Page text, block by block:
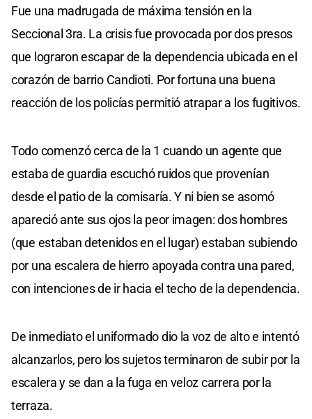
Fue una madrugada de máxima tensión en la
Seccional 3ra. La crisis fue provocada por dos presos
que lograron escapar de la dependencia ubicada en el
corazón de barrio Candioti. Por fortuna una buena
reacción de los policías permitió atrapar a los fugitivos.
Todo comenzó cerca de la 1 cuando un agente que
estaba de guardia escuchó ruidos que provenían
desde el patio de la comisaría. Y ni bien se asomó
apareció ante sus ojos la peor imagen: dos hombres
(que estaban detenidos en el lugar) estaban subiendo
por una escalera de hierro apoyada contra una pared,
con intenciones de ir hacia el techo de la dependencia.
De inmediato el uniformado dio la voz de alto e intentó
alcanzarlos, pero los sujetos terminaron de subir por la
escalera y se dan a la fuga en veloz carrera por la
terraza.